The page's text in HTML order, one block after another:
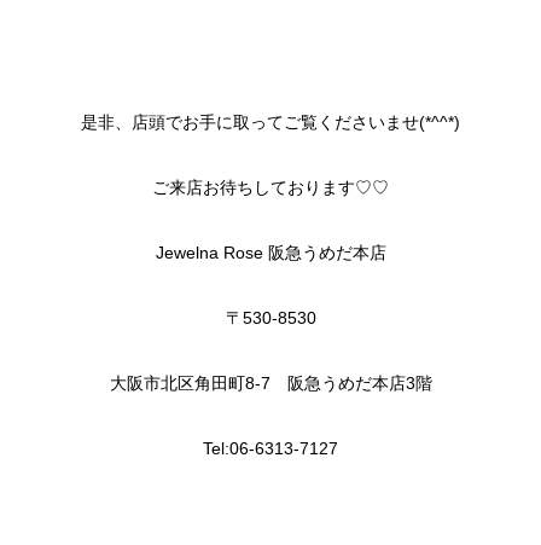
是非、店頭でお手に取ってご覧くださいませ(*^^*)
ご来店お待ちしております♡♡
Jewelna Rose 阪急うめだ本店
〒530-8530
大阪市北区角田町8-7 阪急うめだ本店3階
Tel:06-6313-7127